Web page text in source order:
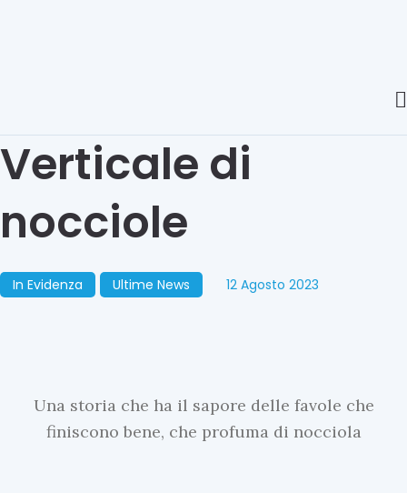
Verticale di
nocciole
In Evidenza Ultime News 12 Agosto 2023
Una storia che ha il sapore delle favole che
finiscono bene, che profuma di nocciola